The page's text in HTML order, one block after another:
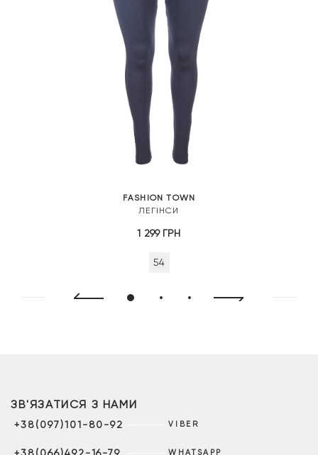
FASHION TOWN
ЛЕГІНСИ
1 299 ГРН
54
ЗВ'ЯЗАТИСЯ З НАМИ
+38(097)101-80-92 VIBER
WHATSAPP